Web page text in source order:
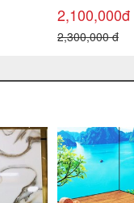
2,100,000đ
2,300,000 đ